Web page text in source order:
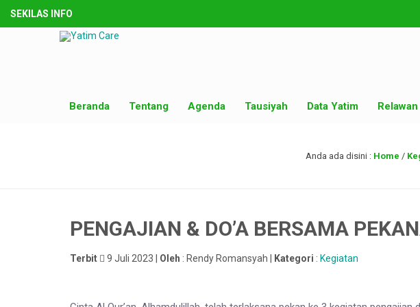
SEKILAS INFO
Beranda Tentang Agenda Tausiyah Data Yatim Relawan
Anda ada disini : Home /
PENGAJIAN & DO’A BERSAMA
Terbit 9 Juli 2023 | Oleh : Rendy Romansyah | Kategori : Kegiatan